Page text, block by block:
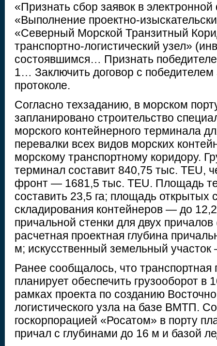
«Признать сбор заявок в
«Выполнение проектно-
«Северный Морской Транзитный
транспортно-логистический узел»
состоявшимся… Признать
1… Заключить договор с
протоколе.
Согласно техзаданию, в морском
запланировано строительство
морского контейнерного терминала
перевалки всех видов морских
морскому транспортному коридору.
терминал составит 840,75 тыс. TEU,
фронт — 1681,5 тыс. TEU. Площадь
составить 23,5 га; площадь открытых
складирования контейнеров — до
причальной стенки для двух
расчетная проектная глубина
м; искусственный земельный участок
Ранее сообщалось, что транспортная
планирует обеспечить грузооборот в
рамках проекта по созданию
логистического узла на базе ВМТП.
госкорпорацией «Росатом» в порту
причал с глубинами до 16 м и базой